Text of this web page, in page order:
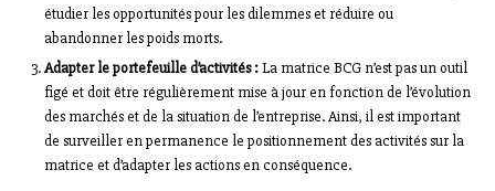
étudier les opportunités pour les dilemmes et réduire ou
abandonner les poids morts.
Adapter le portefeuille d’activités :La matrice BCG n’est pas un outil
figé et doit être régulièrement mise à jour en fonction de l’évolution
des marchés et de la situation de l’entreprise. Ainsi, il est important
de surveiller en permanence le positionnement des activités sur la
matrice et d’adapter les actions en conséquence.